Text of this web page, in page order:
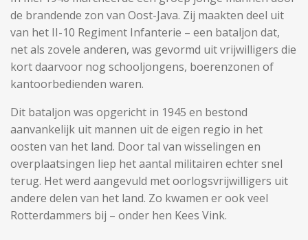
de brandende zon van Oost-Java. Zij maakten deel uit
van het II-10 Regiment Infanterie – een bataljon dat,
net als zovele anderen, was gevormd uit vrijwilligers die
kort daarvoor nog schooljongens, boerenzonen of
kantoorbedienden waren.
Dit bataljon was opgericht in 1945 en bestond
aanvankelijk uit mannen uit de eigen regio in het
oosten van het land. Door tal van wisselingen en
overplaatsingen liep het aantal militairen echter snel
terug. Het werd aangevuld met oorlogsvrijwilligers uit
andere delen van het land. Zo kwamen er ook veel
Rotterdammers bij – onder hen Kees Vink.